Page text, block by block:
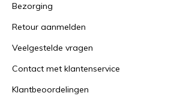
Bezorging
Retour aanmelden
Veelgestelde vragen
Contact met klantenservice
Klantbeoordelingen